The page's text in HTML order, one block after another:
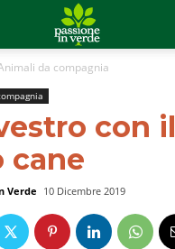
da compagnia
con il
cane
Verde 10 Dicembre 2019